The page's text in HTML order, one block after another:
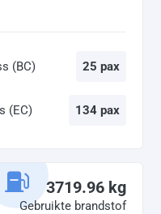
(BC) 25 pax
(EC) 134 pax
3719.96 kg
Gebruikte brandstof